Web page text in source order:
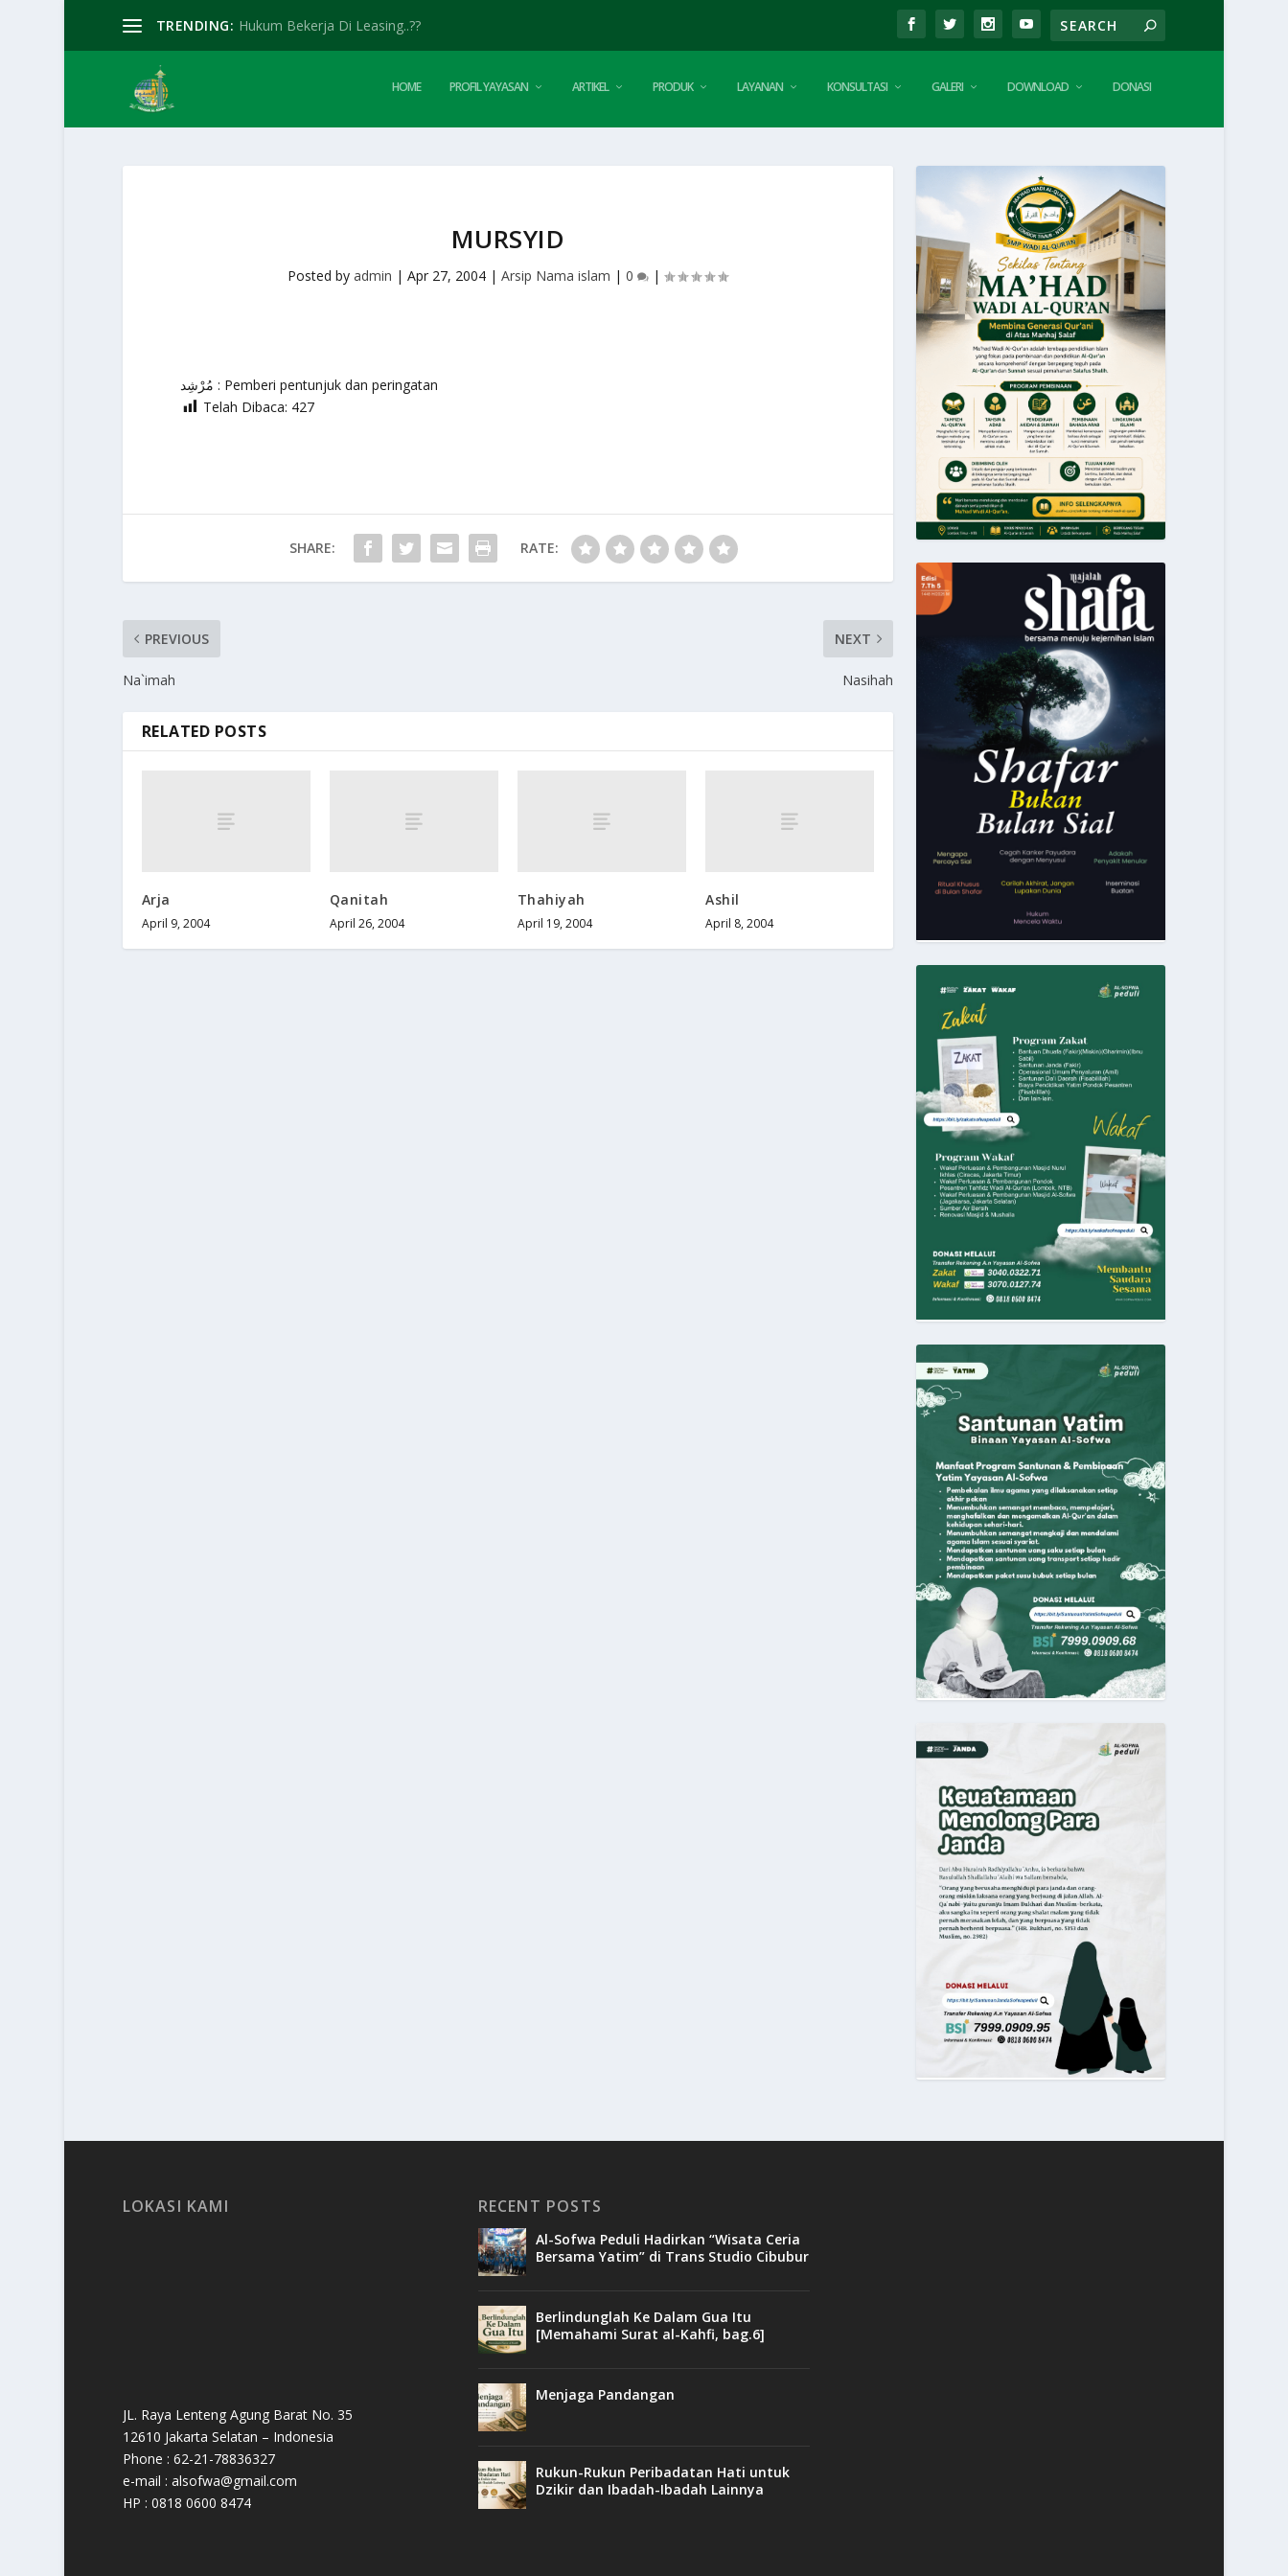
TRENDING: Hukum Bekerja Di Leasing..??
HOME PROFIL YAYASAN ARTIKEL PRODUK LAYANAN KONSULTASI GALERI DOWNLOAD DONASI
MURSYID
Posted byadmin |Apr 27, 2004 |Arsip Nama islam |0 |
مُرْشِد : Pemberi pentunjuk dan peringatan
Telah Dibaca: 427
SHARE: RATE:
PREVIOUS
Na`imah
NEXT
Nasihah
RELATED POSTS
Arja
April 9, 2004
Qanitah
April 26, 2004
Thahiyah
April 19, 2004
Ashil
April 8, 2004
LOKASI KAMI
JL. Raya Lenteng Agung Barat No. 35
12610 Jakarta Selatan – Indonesia
Phone : 62-21-78836327
e-mail : alsofwa@gmail.com
HP : 0818 0600 8474
RECENT POSTS
Al-Sofwa Peduli Hadirkan “Wisata Ceria
Bersama Yatim” di Trans Studio Cibubur
Berlindunglah Ke Dalam Gua Itu
[Memahami Surat al-Kahfi, bag.6]
Menjaga Pandangan
Rukun-Rukun Peribadatan Hati untuk
Dzikir dan Ibadah-Ibadah Lainnya